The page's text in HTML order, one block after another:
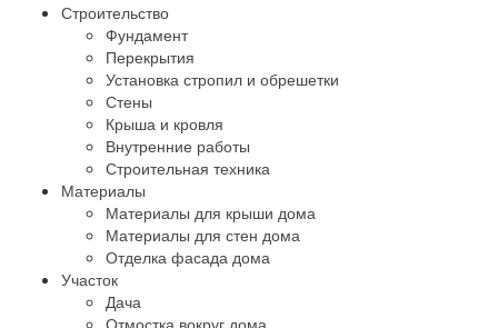
Строительство
Фундамент
Перекрытия
Установка стропил и обрешетки
Стены
Крыша и кровля
Внутренние работы
Строительная техника
Материалы
Материалы для крыши дома
Материалы для стен дома
Отделка фасада дома
Участок
Дача